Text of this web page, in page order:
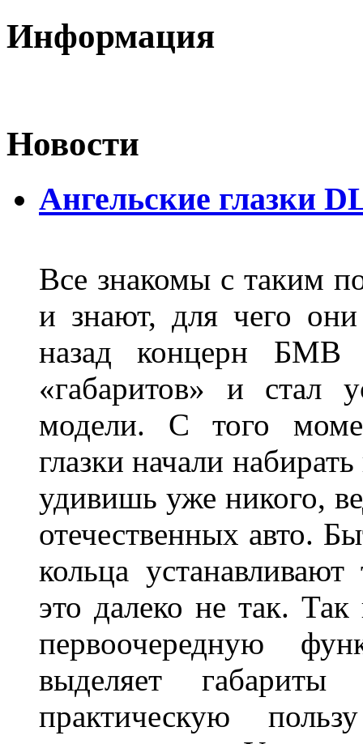
Информация
Новости
Ангельские глазки
Все знакомы с таким
и знают, для чего
назад концерн БМВ
«габаритов» и стал
модели. С того
глазки начали
удивишь уже никого,
отечественных авто.
кольца
это далеко не так. Так
первоочередную
выделяет
практическую